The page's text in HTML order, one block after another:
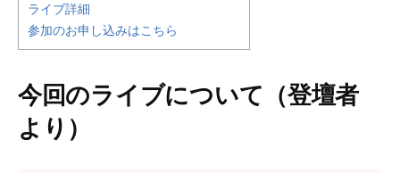
ライブ詳細
参加のお申し込みはこちら
今回のライブについて（登壇者
より）